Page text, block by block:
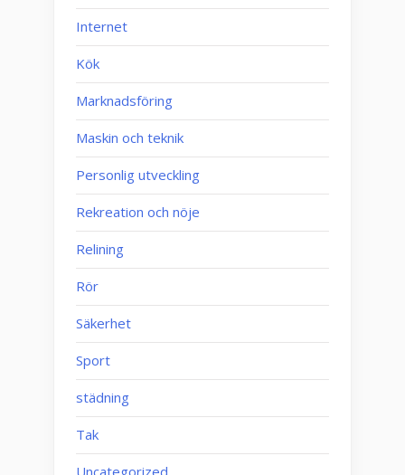
Internet
Kök
Marknadsföring
Maskin och teknik
Personlig utveckling
Rekreation och nöje
Relining
Rör
Säkerhet
Sport
städning
Tak